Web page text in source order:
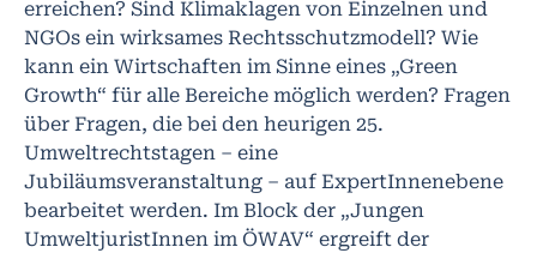
erreichen? Sind Klimaklagen von Einzelnen und
NGOs ein wirksames Rechtsschutzmodell? Wie
kann ein Wirtschaften im Sinne eines „Green
Growth“ für alle Bereiche möglich werden? Fragen
über Fragen, die bei den heurigen 25.
Umweltrechtstagen – eine
Jubiläumsveranstaltung – auf ExpertInnenebene
bearbeitet werden. Im Block der „Jungen
UmweltjuristInnen im ÖWAV“ ergreift der